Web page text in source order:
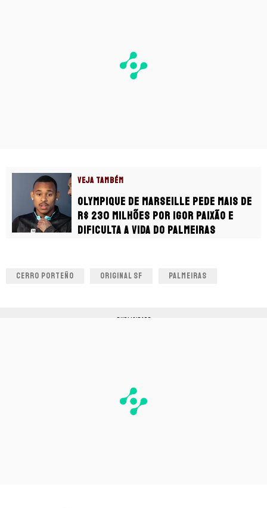
VEJA TAMBÉM
Olympique de Marseille pede mais de
R$ 230 milhões por Igor Paixão e
dificulta a vida do Palmeiras
CERRO PORTEÑO ORIGINAL SF PALMEIRAS
PUBLICIDADE